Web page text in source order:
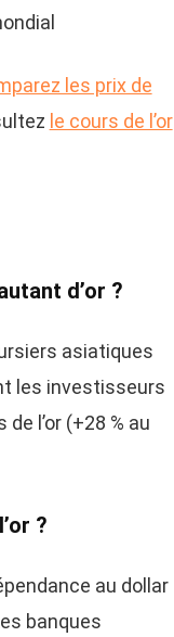
les prix de
le cours de l’or
d’or ?
asiatiques
les investisseurs
l’or (+28 % au
?
au dollar
banques